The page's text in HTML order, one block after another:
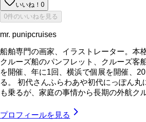
いいね！ 0
0件のいいねを見る
mr. punipcruises
船舶専門の画家、イラストレーター。本
クルーズ船のパンフレット、クルーズ客
を開催、年に1回、横浜で個展を開催、
る。 初代さんふらわあや初代にっぽん
も乗るが、家庭の事情から長期の外航ク
プロフィールを見る